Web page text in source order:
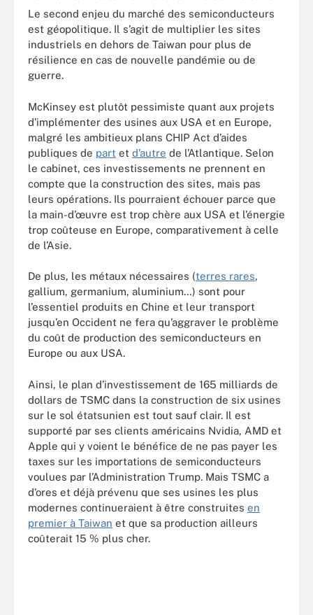
Le second enjeu du marché des semiconducteurs
est géopolitique. Il s’agit de multiplier les sites
industriels en dehors de Taiwan pour plus de
résilience en cas de nouvelle pandémie ou de
guerre.
McKinsey est plutôt pessimiste quant aux projets
d’implémenter des usines aux USA et en Europe,
malgré les ambitieux plans CHIP Act d’aides
publiques de part et d’autre de l’Atlantique. Selon
le cabinet, ces investissements ne prennent en
compte que la construction des sites, mais pas
leurs opérations. Ils pourraient échouer parce que
la main-d’œuvre est trop chère aux USA et l’énergie
trop coûteuse en Europe, comparativement à celle
de l’Asie.
De plus, les métaux nécessaires (terres rares,
gallium, germanium, aluminium…) sont pour
l’essentiel produits en Chine et leur transport
jusqu’en Occident ne fera qu’aggraver le problème
du coût de production des semiconducteurs en
Europe ou aux USA.
Ainsi, le plan d’investissement de 165 milliards de
dollars de TSMC dans la construction de six usines
sur le sol étatsunien est tout sauf clair. Il est
supporté par ses clients américains Nvidia, AMD et
Apple qui y voient le bénéfice de ne pas payer les
taxes sur les importations de semiconducteurs
voulues par l’Administration Trump. Mais TSMC a
d’ores et déjà prévenu que ses usines les plus
modernes continueraient à être construites en
premier à Taiwan et que sa production ailleurs
coûterait 15 % plus cher.